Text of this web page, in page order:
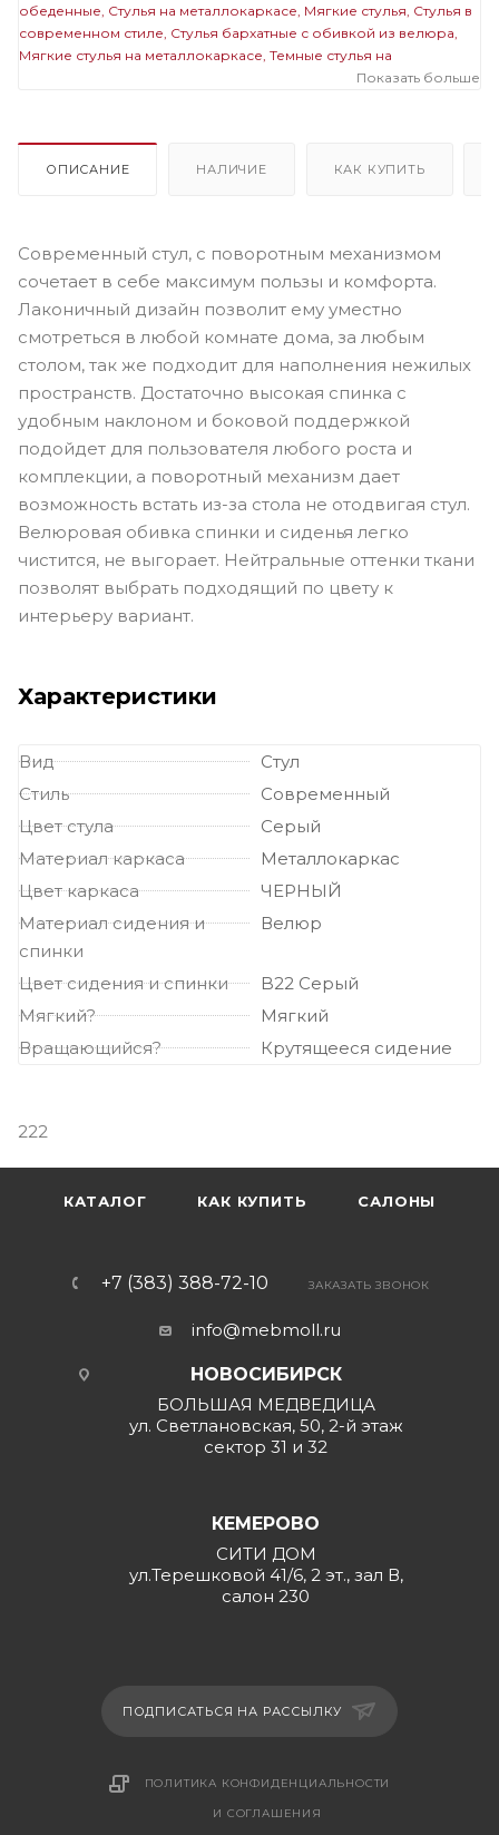
обеденные Стулья на металлокаркасе Мягкие стулья Стулья в
современном стиле Стулья бархатные с обивкой из велюра
Мягкие стулья на металлокаркасе Темные стулья на
Стулья на черном металлокаркасе Стулья
Велюровые темные стулья
Показать больше
ОПИСАНИЕ НАЛИЧИЕ КАК КУПИТЬ
Современный стул, с поворотным механизмом
сочетает в себе максимум пользы и комфорта.
Лаконичный дизайн позволит ему уместно
смотреться в любой комнате дома, за любым
столом, так же подходит для наполнения нежилых
пространств. Достаточно высокая спинка с
удобным наклоном и боковой поддержкой
подойдет для пользователя любого роста и
комплекции, а поворотный механизм дает
возможность встать из-за стола не отодвигая стул.
Велюровая обивка спинки и сиденья легко
чистится, не выгорает. Нейтральные оттенки ткани
позволят выбрать подходящий по цвету к
интерьеру вариант.
Характеристики
Вид
Стул
Стиль
Современный
Цвет стула
Серый
Материал каркаса
Металлокаркас
Цвет каркаса
ЧЕРНЫЙ
Материал сидения и
спинки
Велюр
Цвет сидения и спинки
B22 Серый
Мягкий?
Мягкий
Вращающийся?
Крутящееся сидение
222
КАТАЛОГ КАК КУПИТЬ САЛОНЫ
+7 (383) 388-72-10 ЗАКАЗАТЬ ЗВОНОК
info@mebmoll.ru
НОВОСИБИРСК
БОЛЬШАЯ МЕДВЕДИЦА
ул. Светлановская, 50, 2-й этаж
сектор 31 и 32
КЕМЕРОВО
СИТИ ДОМ
ул.Терешковой 41/6, 2 эт., зал В,
салон 230
ПОДПИСАТЬСЯ НА РАССЫЛКУ
ПОЛИТИКА КОНФИДЕНЦИАЛЬНОСТИ
И СОГЛАШЕНИЯ